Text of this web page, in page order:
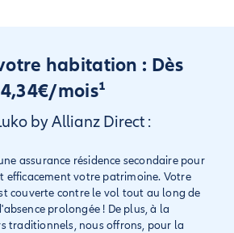
habitation : Dès
4,34€/mois¹
by Allianz Direct :
assurance résidence secondaire pour
efficacement votre patrimoine. Votre
couverte contre le vol tout au long de
prolongée ! De plus, à la
traditionnels, nous offrons, pour la